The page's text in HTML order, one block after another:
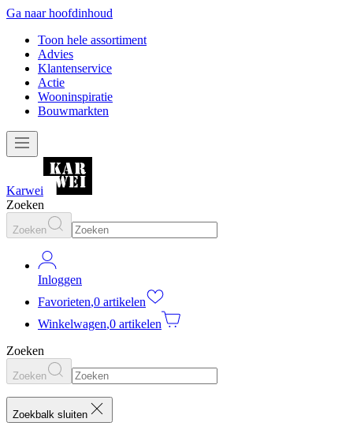
Ga naar hoofdinhoud
Toon hele assortiment
Advies
Klantenservice
Actie
Wooninspiratie
Bouwmarkten
Karwei
Zoeken
Zoeken
Inloggen
Favorieten,0 artikelen
Winkelwagen,0 artikelen
Zoeken
Zoeken
Zoekbalk sluiten